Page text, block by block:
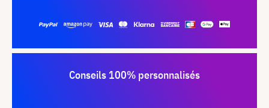
Conseils 100% personnalisés